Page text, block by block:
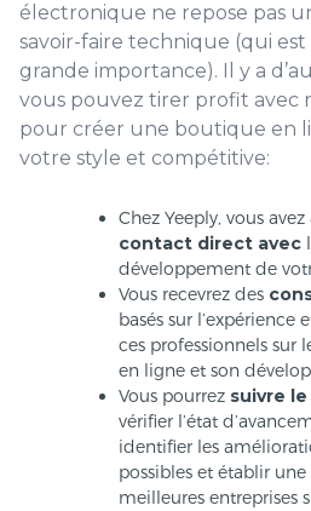
électronique ne repose pas
savoir-faire technique (qui est
grande importance). Il y a
vous pouvez tirer profit avec
pour créer une boutique en
votre style et compétitive:
Chez Yeeply, vous
contact direct avec
développement de
Vous recevrez des
basés sur l’expérience
ces professionnels sur
en ligne et son
Vous pourrez suivre
vérifier l’état
identifier les
possibles et établir
meilleures entreprises